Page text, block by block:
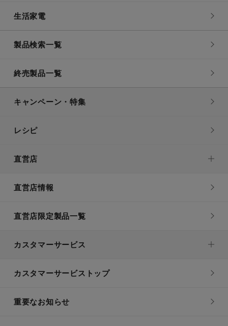
生活家電
製品検索一覧
終売製品一覧
キャンペーン・特集
レシピ
直営店
直営店情報
直営店限定製品一覧
カスタマーサービス
カスタマーサービストップ
重要なお知らせ